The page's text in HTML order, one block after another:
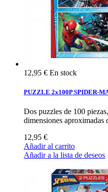
12,95 € En stock
PUZZLE 2x100P SPIDER-
Dos puzzles de 100
dimensiones
12,95 €
Añadir al carrito
Añadir a la lista de deseos